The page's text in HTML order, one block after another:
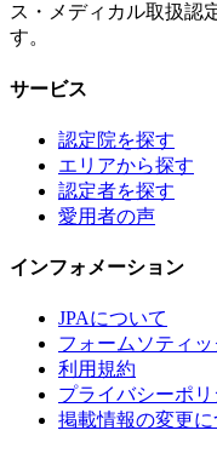
ス・メディカル取扱認
す。
サービス
認定院を探す
エリアから探す
認定者を探す
愛用者の声
インフォメーション
JPAについて
フォームソティ
利用規約
プライバシーポリ
掲載情報の変更に